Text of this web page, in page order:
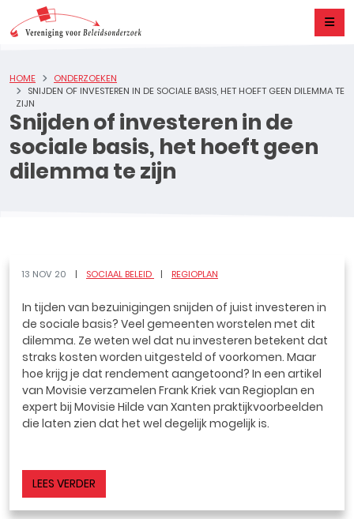
Snijden of investeren in de
sociale basis, het hoeft geen
dilemma te zijn
HOME
ONDERZOEKEN
SNIJDEN OF INVESTEREN IN DE SOCIALE BASIS, HET HOEFT GEEN DILEMMA TE
ZIJN
13 NOV 20 SOCIAAL BELEID REGIOPLAN
In tijden van bezuinigingen snijden of juist investeren in
de sociale basis? Veel gemeenten worstelen met dit
dilemma. Ze weten wel dat nu investeren betekent dat
straks kosten worden uitgesteld of voorkomen. Maar
hoe krijg je dat rendement aangetoond? In een artikel
van Movisie verzamelen Frank Kriek van Regioplan en
expert bij Movisie Hilde van Xanten praktijkvoorbeelden
die laten zien dat het wel degelijk mogelijk is.
LEES VERDER